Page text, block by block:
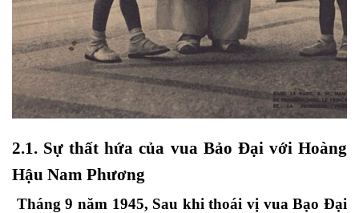
2.1. Sự thất hứa của vua Bảo Đại với Hoàng
Hậu Nam Phương
Tháng 9 năm 1945, Sau khi thoái vị vua Bạo Đại